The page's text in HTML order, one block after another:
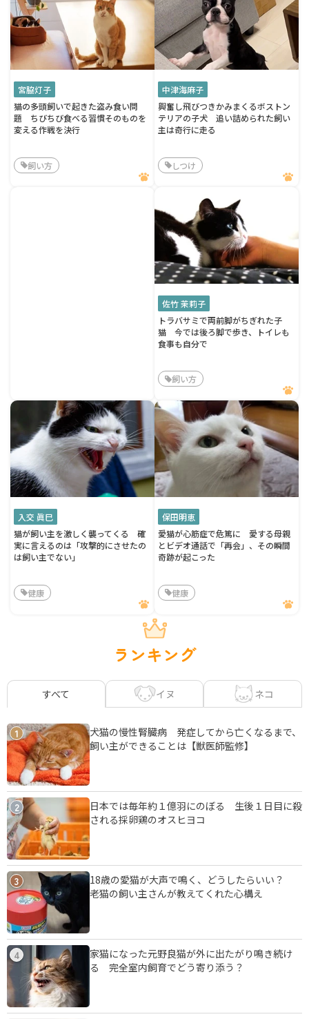
宮脇灯子
猫の多頭飼いで起きた盗み食い問
題 ちびちび食べる習慣そのものを
変える作戦を決行
飼い方
中津海麻子
興奮し飛びつきかみまくるボストン
テリアの子犬 追い詰められた飼い
主は奇行に走る
しつけ
佐竹 茉莉子
トラバサミで両前脚がちぎれた子
猫 今では後ろ脚で歩き、トイレも
食事も自分で
飼い方
入交 眞巳
猫が飼い主を激しく襲ってくる 確
実に言えるのは「攻撃的にさせたの
は飼い主でない」
健康
保田明恵
愛猫が心筋症で危篤に 愛する母親
とビデオ通話で「再会」、その瞬間
奇跡が起こった
健康
ランキング
すべて イヌ ネコ
1
犬猫の慢性腎臓病 発症してから亡くなるまで、
飼い主ができることは【獣医師監修】
2
日本では毎年約１億羽にのぼる 生後１日目に殺
される採卵鶏のオスヒヨコ
3
18歳の愛猫が大声で鳴く、どうしたらいい？
老猫の飼い主さんが教えてくれた心構え
4
家猫になった元野良猫が外に出たがり鳴き続け
る 完全室内飼育でどう寄り添う？